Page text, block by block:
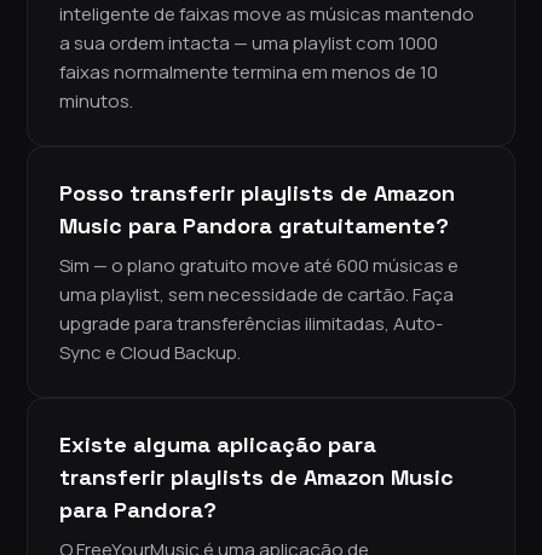
inteligente de faixas move as músicas mantendo
a sua ordem intacta — uma playlist com 1000
faixas normalmente termina em menos de 10
minutos.
Posso transferir playlists de Amazon
Music para Pandora gratuitamente?
Sim — o plano gratuito move até 600 músicas e
uma playlist, sem necessidade de cartão. Faça
upgrade para transferências ilimitadas, Auto-
Sync e Cloud Backup.
Existe alguma aplicação para
transferir playlists de Amazon Music
para Pandora?